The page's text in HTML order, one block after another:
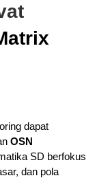
dapat
OSN
SD berfokus
dan pola